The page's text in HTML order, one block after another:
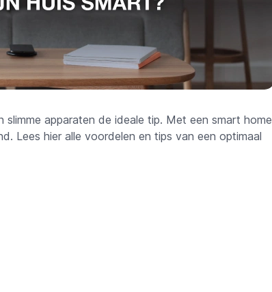
slimme apparaten de ideale tip. Met een smart home
Lees hier alle voordelen en tips van een optimaal